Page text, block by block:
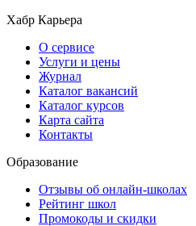
Хабр Карьера
О сервисе
Услуги и цены
Журнал
Каталог вакансий
Каталог курсов
Карта сайта
Контакты
Образование
Отзывы об онлайн-школах
Рейтинг школ
Промокоды и скидки